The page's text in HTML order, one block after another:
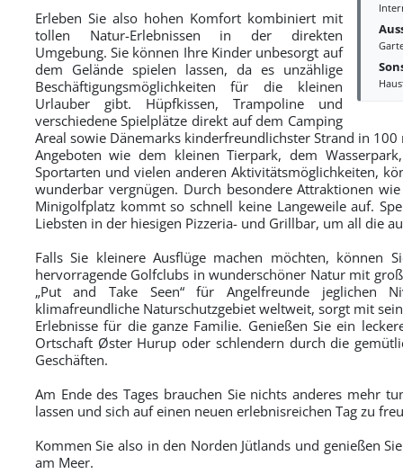
Erleben Sie also hohen Komfort kombiniert mit
tollen Natur-Erlebnissen in der direkten
Umgebung. Sie können Ihre Kinder unbesorgt auf
dem Gelände spielen lassen, da es unzählige
Beschäftigungsmöglichkeiten für die kleinen
Urlauber gibt. Hüpfkissen, Trampoline und
verschiedene Spielplätze direkt auf dem Camping
Areal sowie Dänemarks kinderfreundlichster Strand in
Angeboten wie dem kleinen Tierpark, dem
Sportarten und vielen anderen Aktivitätsmöglichkeiten,
wunderbar vergnügen. Durch besondere Attraktionen
Minigolfplatz kommt so schnell keine Langeweile auf.
Liebsten in der hiesigen Pizzeria- und Grillbar, um all die
Falls Sie kleinere Ausflüge machen möchten, können
hervorragende Golfclubs in wunderschöner Natur mit
„Put and Take Seen“ für Angelfreunde jeglichen
klimafreundliche Naturschutzgebiet weltweit, sorgt mit
Erlebnisse für die ganze Familie. Genießen Sie ein
Ortschaft Øster Hurup oder schlendern durch die
Geschäften.
Am Ende des Tages brauchen Sie nichts anderes mehr
lassen und sich auf einen neuen erlebnisreichen Tag zu
Kommen Sie also in den Norden Jütlands und genießen
am Meer.